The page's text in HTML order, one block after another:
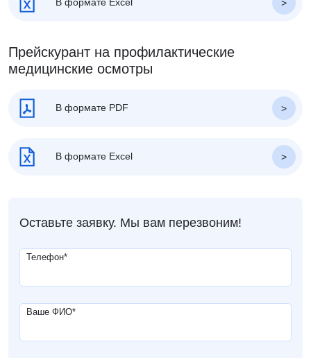
Прейскурант на профилактические
медицинские осмотры
В формате PDF
В формате Excel
Оставьте заявку. Мы вам перезвоним!
Телефон*
Ваше ФИО*